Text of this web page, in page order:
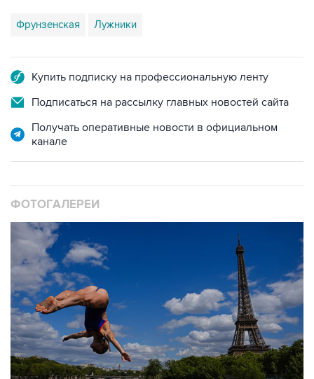
Фрунзенская Лужники
Купить подписку на профессиональную ленту
Подписаться на рассылку главных новостей сайта
Получать оперативные новости в официальном
канале
ФОТОГАЛЕРЕИ